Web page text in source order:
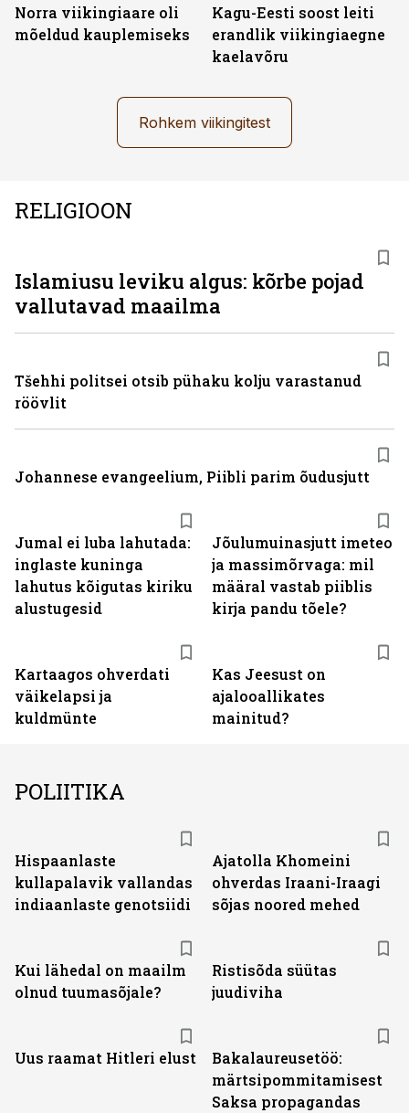
Norra viikingiaare oli
mõeldud kauplemiseks
Kagu-Eesti soost leiti
erandlik viikingiaegne
kaelavõru
Rohkem viikingitest
RELIGIOON
Jumal ei luba lahutada:
inglaste kuninga
lahutus kõigutas kiriku
alustugesid
Jõulumuinasjutt imeteo
ja massimõrvaga: mil
määral vastab piiblis
kirja pandu tõele?
Kartaagos ohverdati
väikelapsi ja
kuldmünte
Kas Jeesust on
ajalooallikates
mainitud?
Islamiusu leviku algus: kõrbe pojad
vallutavad maailma
Tšehhi politsei otsib pühaku kolju varastanud
röövlit
Johannese evangeelium, Piibli parim õudusjutt
POLIITIKA
Hispaanlaste
kullapalavik vallandas
indiaanlaste genotsiidi
Ajatolla Khomeini
ohverdas Iraani-Iraagi
sõjas noored mehed
Kui lähedal on maailm
olnud tuumasõjale?
Ristisõda süütas
juudiviha
Uus raamat Hitleri elust
Bakalaureusetöö:
märtsipommitamisest
Saksa propagandas